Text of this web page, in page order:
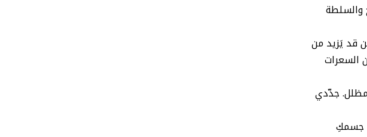
والسلطة
قد يَزيد من
السعرات
جدّدي
جسمكِ